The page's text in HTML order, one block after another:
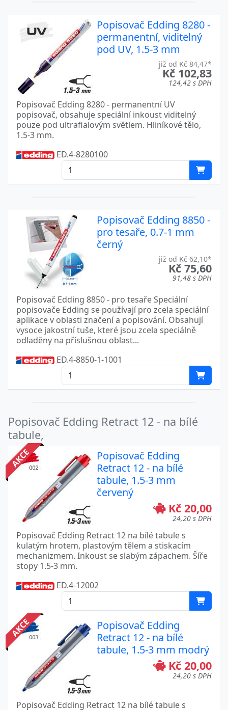
Popisovač Edding 8280 -
permanentní, viditelný
pod UV, 1.5-3 mm
již od Kč 84,47*
Kč 102,83
124,42 s DPH
Popisovač Edding 8280 - permanentní UV
popisovač, obsahuje speciální inkoust viditelný
pouze pod ultrafialovým světlem. Hliníkové tělo,
1.5-3 mm.
ED.4-8280100
Popisovač Edding 8850 -
pro tesaře, 0.7-1 mm
černý
již od Kč 62,10*
Kč 75,60
91,48 s DPH
Popisovač Edding 8850 - pro tesaře Speciální
popisovače Edding se používají pro zcela speciální
aplikace v oblasti značení a popisování. Obsahují
vysoce jakostní tuše, které jsou zcela speciálně
odladěny na příslušnou oblast...
ED.4-8850-1-1001
Popisovač Edding Retract 12 - na bílé
tabule,
AKCE
Popisovač Edding
Retract 12 - na bílé
tabule, 1.5-3 mm
červený
Kč 20,00
24,20 s DPH
Popisovač Edding Retract 12 na bílé tabule s
kulatým hrotem, plastovým tělem a stiskacím
mechanizmem. Inkoust se slabým zápachem. Šíře
stopy 1.5-3 mm.
ED.4-12002
AKCE
Popisovač Edding
Retract 12 - na bílé
tabule, 1.5-3 mm modrý
Kč 20,00
24,20 s DPH
Popisovač Edding Retract 12 na bílé tabule s